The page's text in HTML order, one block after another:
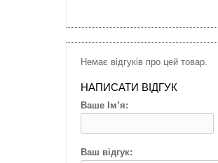
Немає відгуків про цей товар.
НАПИСАТИ ВІДГУК
Ваше Ім’я:
Ваш відгук: